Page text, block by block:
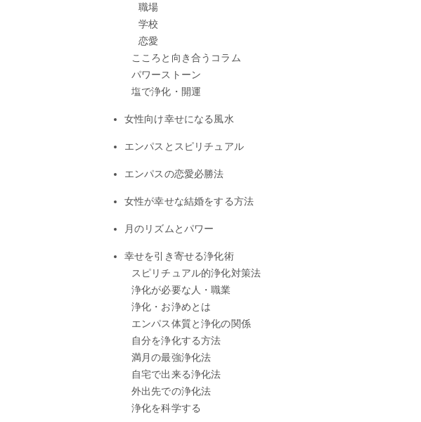
職場
学校
恋愛
こころと向き合うコラム
パワーストーン
塩で浄化・開運
女性向け幸せになる風水
エンパスとスピリチュアル
エンパスの恋愛必勝法
女性が幸せな結婚をする方法
月のリズムとパワー
幸せを引き寄せる浄化術
スピリチュアル的浄化対策法
浄化が必要な人・職業
浄化・お浄めとは
エンパス体質と浄化の関係
自分を浄化する方法
満月の最強浄化法
自宅で出来る浄化法
外出先での浄化法
浄化を科学する